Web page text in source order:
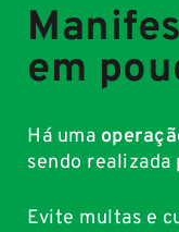
em
Há uma
sendo
Evite multas e